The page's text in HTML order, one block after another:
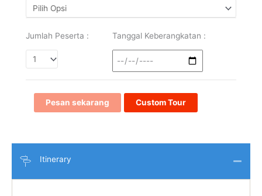
Jumlah Peserta : Tanggal Keberangkatan :
Pesan sekarang Custom Tour
Itinerary